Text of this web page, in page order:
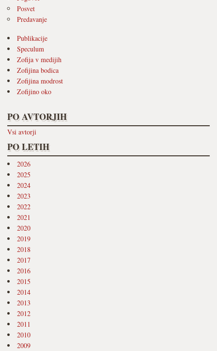
Posvet
Predavanje
Publikacije
Speculum
Zofija v medijih
Zofijina bodica
Zofijina modrost
Zofijino oko
PO AVTORJIH
Vsi avtorji
PO LETIH
2026
2025
2024
2023
2022
2021
2020
2019
2018
2017
2016
2015
2014
2013
2012
2011
2010
2009